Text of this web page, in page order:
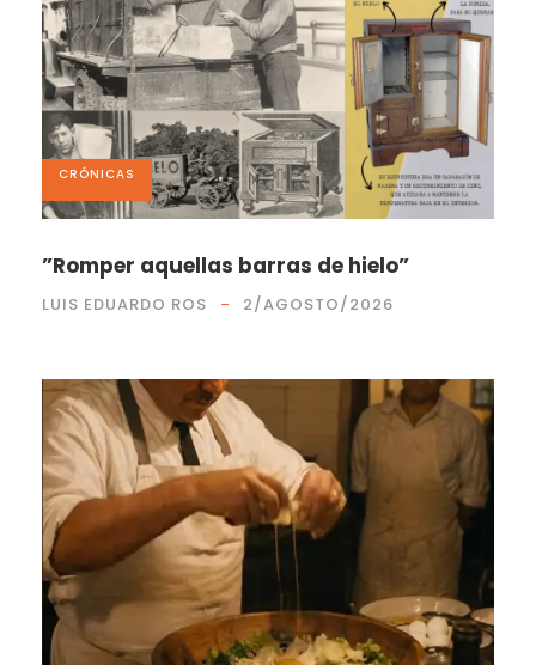
CRÓNICAS
”Romper aquellas barras de hielo”
LUIS EDUARDO ROS 2/AGOSTO/2026